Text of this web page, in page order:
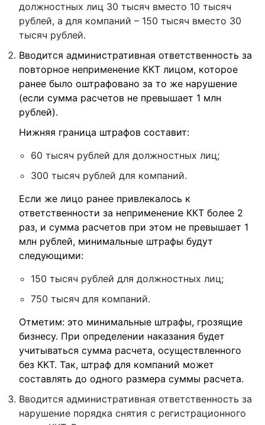
должностных лиц 30 тысяч вместо 10 тысяч
рублей, а для компаний – 150 тысяч вместо 30
тысяч рублей.
Вводится административная ответственность за
повторное неприменение ККТ лицом, которое
ранее было оштрафовано за то же нарушение
(если сумма расчетов не превышает 1 млн
рублей).
Нижняя граница штрафов составит:
60 тысяч рублей для должностных лиц;
300 тысяч рублей для компаний.
Если же лицо ранее привлекалось к
ответственности за неприменение ККТ более 2
раз, и сумма расчетов при этом не превышает 1
млн рублей, минимальные штрафы будут
следующими:
150 тысяч рублей для должностных лиц;
750 тысяч для компаний.
Отметим: это минимальные штрафы, грозящие
бизнесу. При определении наказания будет
учитываться сумма расчета, осуществленного
без ККТ. Так, штраф для компаний может
составлять до одного размера суммы расчета.
Вводится административная ответственность за
нарушение порядка снятия с регистрационного